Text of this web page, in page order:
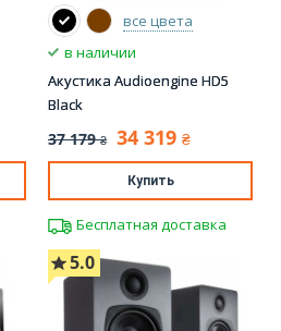
все цвета
в наличии
Акустика Audioengine HD5
Black
37 179 ₴ 34 319 ₴
Купить
Бесплатная доставка
5.0